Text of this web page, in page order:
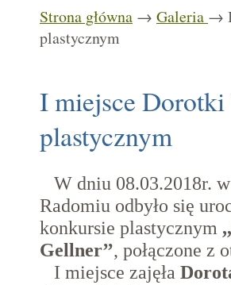
Strona główna → Galeria → I
plastycznym
I miejsce
plastycznym
W dniu 08.03.2018r.
Radomiu odbyło się
konkursie plastycznym
Gellner’’, połączone z
I miejsce zajęła